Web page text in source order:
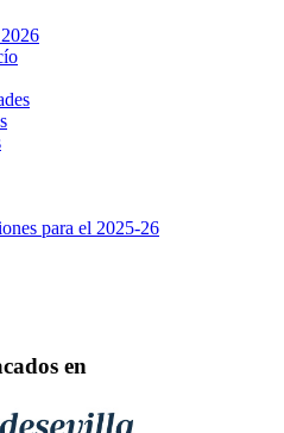
para el 2025-26
en